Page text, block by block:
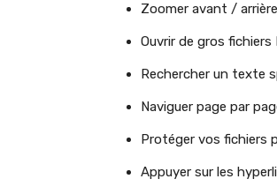
Zoomer avant /
Ouvrir de gros
Rechercher un texte
Naviguer page par
Protéger vos fichiers
Appuyer sur les